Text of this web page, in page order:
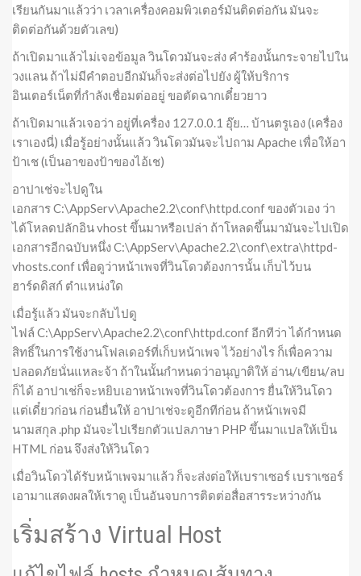
เรียนกันมาแล้วว่า เวลาเครื่องคอมพิวเตอร์มันติดต่อกัน มันจะ
ติดต่อกันด้วยตัวเลข)
ถ้าเปิดมาแล้วไม่เจอข้อมูล วินโดวมันจะส่ง คำร้องนั้นกระจายไปใน
วงแลน ถ้าไม่มีคำตอบอีกมันก็จะส่งต่อไปยัง ผู้ให้บริการ
อินเตอร์เน็ตที่กำลังเชื่อมต่ออยู่ ขอตัดฉากเดี๋ยวยาว
ถ้าเปิดมาแล้วเจอว่า อยู่ที่เครื่อง 127.0.0.1 อุ๊ย… บ้านตรูเอง (เครื่อง
เราเองนี่) เมื่อรู้อย่างนั้นแล้ว วินโดวมันจะไปถาม Apache เพื่อให้อา
ป้าเช (เป็นอาของป้าของไอ้เช)
อาปาเช่จะไปดูใน
เอกสาร C:\AppServ\Apache2.2\conf\httpd.conf ของตัวเอง ว่า
ได้โหลดปลักอิน vhost ขึ้นมาหรือเปล่า ถ้าโหลดขึ้นมามันจะไปเปิด
เอกสารอีกฉบับหนึ่ง C:\AppServ\Apache2.2\conf\extra\httpd-
vhosts.conf เพื่อดูว่าหน้าเพจที่วินโดวต้องการนั้น เก็บไว้บน
ฮาร์ดดิสก์ ตำแหน่งใด
เมื่อรู้แล้ว มันจะกลับไปดู
ไฟล์ C:\AppServ\Apache2.2\conf\httpd.conf อีกทีว่า ได้กำหนด
สิทธิ์ในการใช้งานโฟลเดอร์ที่เก็บหน้าเพจ ไว้อย่างไร ก็เพื่อความ
ปลอดภัยนั่นแหละจ้า ถ้าในนั้นกำหนดว่าอนุญาติให้ อ่าน/เขียน/ลบ
ก็ได้ อาปาเช่ก็จะหยิบเอาหน้าเพจที่วินโดวต้องการ ยื่นให้วินโดว
แต่เดี๋ยวก่อน ก่อนยื่นให้ อาปาเช่จะดูอีกทีก่อน ถ้าหน้าเพจมี
นามสกุล .php มันจะไปเรียกตัวแปลภาษา PHP ขึ้นมาแปลให้เป็น
HTML ก่อน จึงส่งให้วินโดว
เมื่อวินโดวได้รับหน้าเพจมาแล้ว ก็จะส่งต่อให้เบราเซอร์ เบราเซอร์
เอามาแสดงผลให้เราดู เป็นอันจบการติดต่อสื่อสารระหว่างกัน
เริ่มสร้าง Virtual Host